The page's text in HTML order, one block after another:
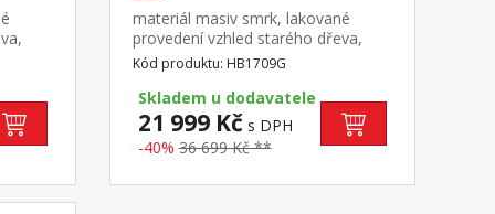
materiál masiv smrk, lakované
provedení vzhled starého dřeva,
rustikální texturovaný povrch dělené
čelo postele, cena bez roštu a
matrace, výška čela 43
cm minimální doporučená výška
matrace 15 cm doporučený rozměr
matrace 160 × 200 cm nebo 2 kusy
Kód produktu: HB1709G
Skladem u dodavatele
21 999 Kč s DPH
-40% 36 699 Kč **